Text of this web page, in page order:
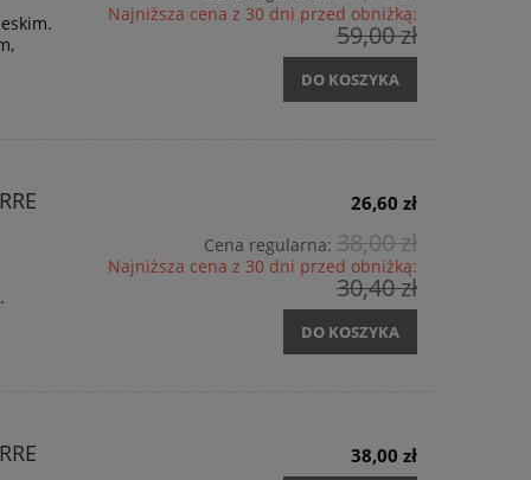
Najniższa cena z 30 dni przed obniżką:
59,00 zł
DO KOSZYKA
26,60 zł
Cena regularna: 38,00 zł
Najniższa cena z 30 dni przed obniżką:
30,40 zł
DO KOSZYKA
38,00 zł